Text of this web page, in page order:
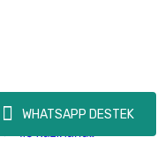
WHATSAPP DESTEK